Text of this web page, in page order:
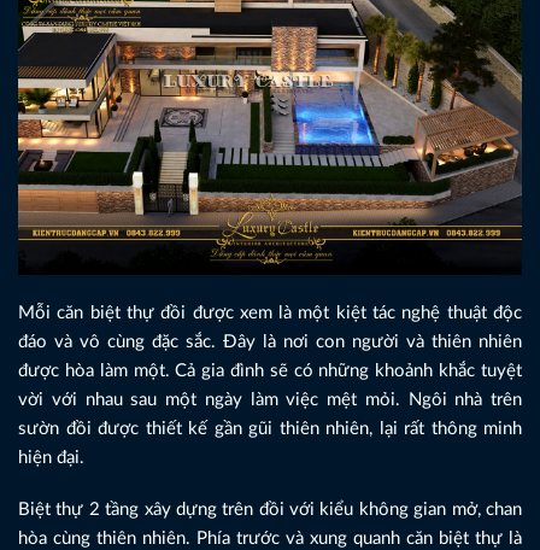
Mỗi căn biệt thự đồi được xem là một kiệt tác nghệ thuật độc
đáo và vô cùng đặc sắc. Đây là nơi con người và thiên nhiên
được hòa làm một. Cả gia đình sẽ có những khoảnh khắc tuyệt
vời với nhau sau một ngày làm việc mệt mỏi. Ngôi nhà trên
sườn đồi được thiết kế gần gũi thiên nhiên, lại rất thông minh
hiện đại.
Biệt thự 2 tầng xây dựng trên đồi với kiểu không gian mở, chan
hòa cùng thiên nhiên. Phía trước và xung quanh căn biệt thự là